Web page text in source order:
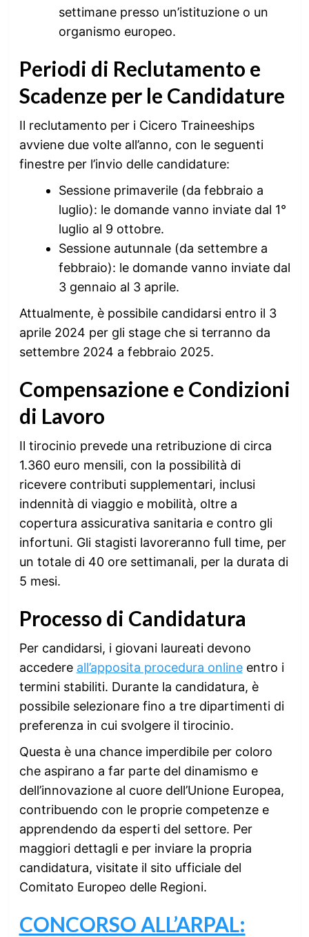
settimane presso un’istituzione o un
organismo europeo.
Periodi di Reclutamento e
Scadenze per le Candidature
Il reclutamento per i Cicero Traineeships
avviene due volte all’anno, con le seguenti
finestre per l’invio delle candidature:
Sessione primaverile (da febbraio a
luglio): le domande vanno inviate dal 1°
luglio al 9 ottobre.
Sessione autunnale (da settembre a
febbraio): le domande vanno inviate dal
3 gennaio al 3 aprile.
Attualmente, è possibile candidarsi entro il 3
aprile 2024 per gli stage che si terranno da
settembre 2024 a febbraio 2025.
Compensazione e Condizioni
di Lavoro
Il tirocinio prevede una retribuzione di circa
1.360 euro mensili, con la possibilità di
ricevere contributi supplementari, inclusi
indennità di viaggio e mobilità, oltre a
copertura assicurativa sanitaria e contro gli
infortuni. Gli stagisti lavoreranno full time, per
un totale di 40 ore settimanali, per la durata di
5 mesi.
Processo di Candidatura
Per candidarsi, i giovani laureati devono
accedere all’apposita procedura onlineentro i
termini stabiliti. Durante la candidatura, è
possibile selezionare fino a tre dipartimenti di
preferenza in cui svolgere il tirocinio.
Questa è una chance imperdibile per coloro
che aspirano a far parte del dinamismo e
dell’innovazione al cuore dell’Unione Europea,
contribuendo con le proprie competenze e
apprendendo da esperti del settore. Per
maggiori dettagli e per inviare la propria
candidatura, visitate il sito ufficiale del
Comitato Europeo delle Regioni.
CONCORSO ALL’ARPAL: